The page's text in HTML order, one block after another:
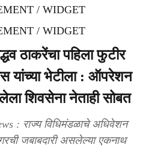
/ WIDGET
/ WIDGET
ठाकरेंचा पहिला फुटीर
यांच्या भेटीला : ऑपरेशन
शिवसेना नेताही सोबत
: राज्य विधिमंडळाचे अधिवेशन
जबाबदारी असलेल्या एकनाथ